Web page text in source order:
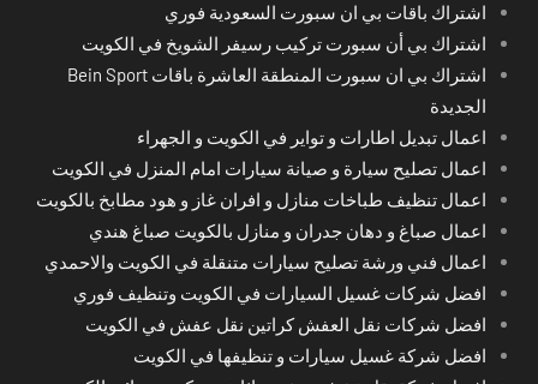
اشتراك باقات بي ان سبورت السعودية فوري
اشتراك بي أن سبورت تركيب رسيفر الشويخ في الكويت
اشتراك بي ان سبورت المنطقة العاشرة باقات Bein Sport
الجديدة
اعمال تبديل اطارات و تواير في الكويت و الجهراء
اعمال تصليح سيارة و صيانة سيارات امام المنزل في الكويت
اعمال تنظيف طباخات منازل و افران غاز و هود مطابخ بالكويت
اعمال صباغ و دهان جدران و منازل بالكويت صباغ هندي
اعمال فني ورشة تصليح سيارات متنقلة في الكويت والاحمدي
افضل شركات غسيل السيارات في الكويت وتنظيف فوري
افضل شركات نقل العفش كراتين نقل عفش في الكويت
افضل شركة غسيل سيارات و تنظيفها في الكويت